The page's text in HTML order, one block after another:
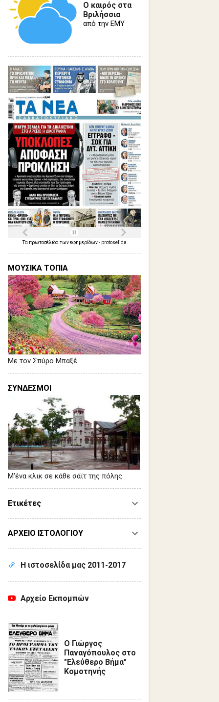
Ο καιρός στα
Βριλήσσια
από την ΕΜΥ
Τα πρωτοσέλιδα τωνεφημερίδων- protoselida
ΜΟΥΣΙΚΑ ΤΟΠΙΑ
Με τον Σπύρο Μπαξέ
ΣΥΝΔΕΣΜΟΙ
Μ'ένα κλικ σε κάθε σάϊτ της πόλης
Ετικέτες
ΑΡΧΕΙΟ ΙΣΤΟΛΟΓΙΟΥ
Η ιστοσελίδα μας 2011-2017
Αρχείο Εκπομπών
Ο Γιώργος
Παναγόπουλος στο
"Ελεύθερο Βήμα"
Κομοτηνής